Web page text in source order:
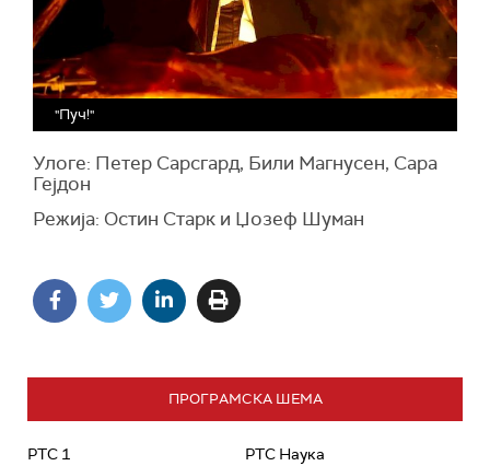
"Пуч!"
Улоге: Петер Сарсгард, Били Магнусен, Сара
Гејдон
Режија: Остин Старк и Џозеф Шуман
ПРОГРАМСКА ШЕМА
РТС 1 РТС Наука